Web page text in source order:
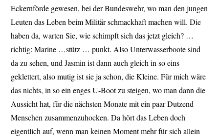
Eckernförde gewesen, bei der Bundeswehr, wo man den jungen
Leuten das Leben beim Militär schmackhaft machen will. Die
haben da, warten Sie, wie schimpft sich das jetzt gleich? …
richtig: Marine …stütz … punkt. Also Unterwasserboote sind
da zu sehen, und Jasmin ist dann auch gleich in so eins
geklettert, also mutig ist sie ja schon, die Kleine. Für mich wäre
das nichts, in so ein enges U-Boot zu steigen, wo man dann die
Aussicht hat, für die nächsten Monate mit ein paar Dutzend
Menschen zusammenzuhocken. Da hört das Leben doch
eigentlich auf, wenn man keinen Moment mehr für sich allein